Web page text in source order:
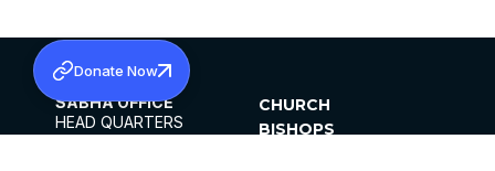
SABHA OFFICE
HEAD QUARTERS
CHURCH
BISHOPS
Donate Now